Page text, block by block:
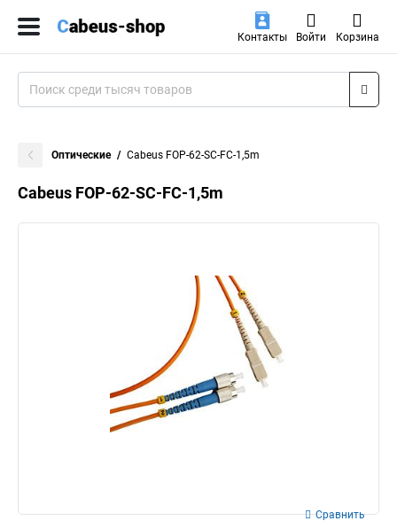
Контакты Войти Корзина
Оптические Cabeus FOP-62-SC-FC-1,5m
Cabeus FOP-62-SC-FC-1,5m
Сравнить